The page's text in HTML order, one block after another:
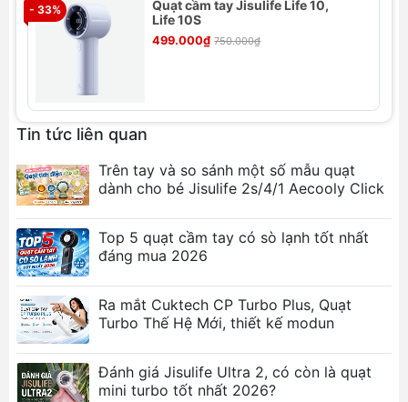
Thông số kỹ thuật
Đầu vào: 5.0V/2.0A
Dung lượng pin: 5800mAh
Công suất: 18.0W
Loại pin: Lithium polymer
Thời gian sạc: 2.5 - 3.5 giờ
Thời gian sử dụng: 3 - 13 giờ
Tính năng nổi bật
Thiết kế đeo cổ tiện lợi:Giải phóng đôi tay, dễ
dàng mang theo khi di chuyển.
Công suất mạnh mẽ:
hiệu quả, xua tan cái nóng mùa hè.
Dung lượng pin lớn: Sử dụng liên tục lên đến
- 33%
Quạt cầm tay Jisulife Life 10,
Life 10S
499.000₫ 750.000₫
Tin tức liên quan
Trên tay và so sánh một số mẫu quạt
dành cho bé Jisulife 2s/4/1 Aecooly Click
Top 5 quạt cầm tay có sò lạnh tốt nhất
đáng mua 2026
Ra mắt Cuktech CP Turbo Plus, Quạt
Turbo Thế Hệ Mới, thiết kế modun
Đánh giá Jisulife Ultra 2, có còn là quạt
mini turbo tốt nhất 2026?